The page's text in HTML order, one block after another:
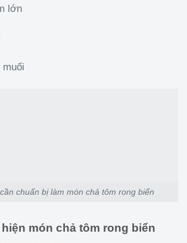
lớn
muối
chuẩn bị làm món chả tôm rong biển
món chả tôm rong biển